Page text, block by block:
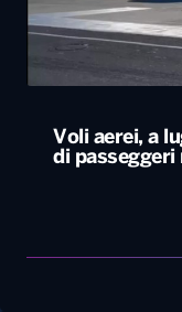
Voli aerei, a
di passeggeri